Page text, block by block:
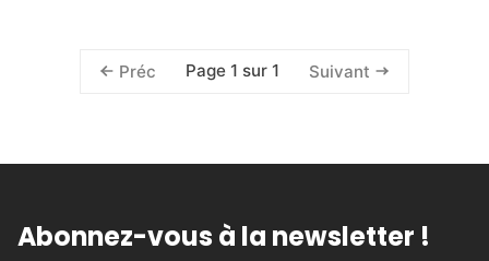
Préc Page 1 sur 1 Suivant
Abonnez-vous à la newsletter !